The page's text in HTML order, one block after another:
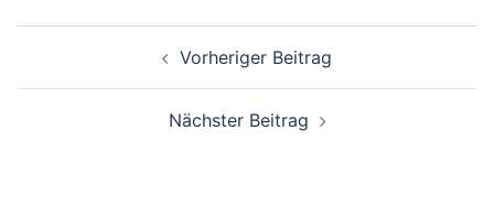
Vorheriger Beitrag
Nächster Beitrag